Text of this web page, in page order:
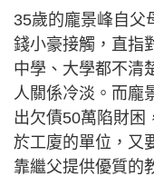
35歲的龐景峰自父
錢小豪接觸，直指
中學、大學都不清
人關係冷淡。而龐
出欠債50萬陷財困
於工廈的單位，又
靠繼父提供優質的